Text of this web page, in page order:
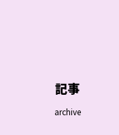
記事
archive